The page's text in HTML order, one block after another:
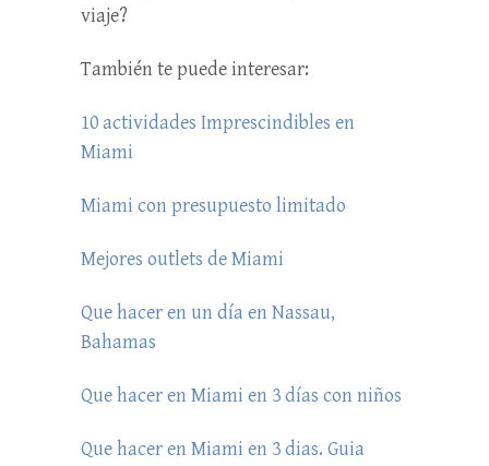
viaje?
También te puede interesar:
10 actividades Imprescindibles en
Miami
Miami con presupuesto limitado
Mejores outlets de Miami
Que hacer en un día en Nassau,
Bahamas
Que hacer en Miami en 3 días con niños
Que hacer en Miami en 3 dias. Guia